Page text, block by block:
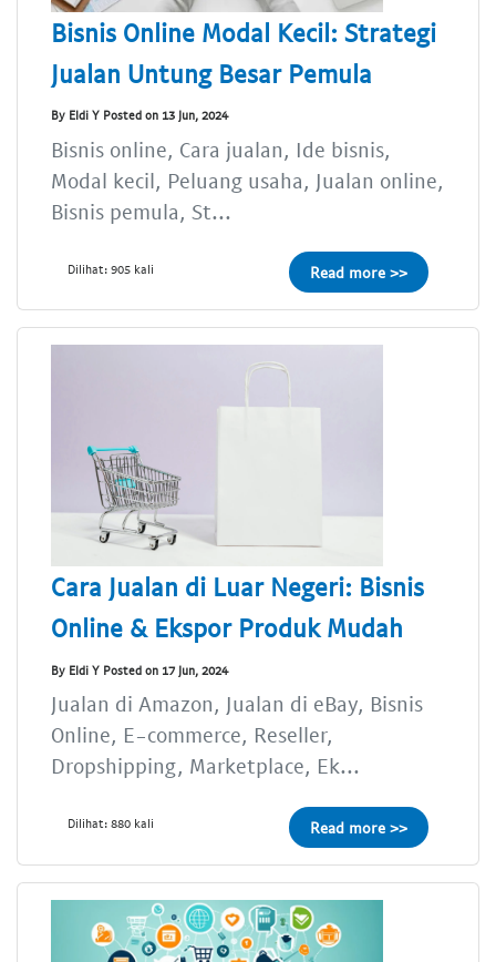
Bisnis Online Modal Kecil: Strategi
Jualan Untung Besar Pemula
By Eldi Y Posted on 13 Jun, 2024
Bisnis online, Cara jualan, Ide bisnis,
Modal kecil, Peluang usaha, Jualan online,
Bisnis pemula, St...
Dilihat: 905 kali Read more >>
Cara Jualan di Luar Negeri: Bisnis
Online & Ekspor Produk Mudah
By Eldi Y Posted on 17 Jun, 2024
Jualan di Amazon, Jualan di eBay, Bisnis
Online, E-commerce, Reseller,
Dropshipping, Marketplace, Ek...
Dilihat: 880 kali Read more >>